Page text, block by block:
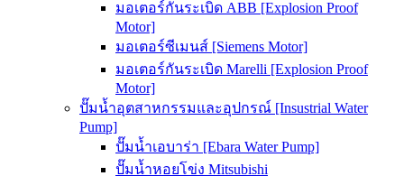
มอเตอร์กันระเบิด ABB [Explosion Proof
Motor]
มอเตอร์ซีเมนส์ [Siemens Motor]
มอเตอร์กันระเบิด Marelli [Explosion Proof
Motor]
ปั๊มน้ำอุตสาหกรรมและอุปกรณ์ [Insustrial Water
Pump]
ปั๊มน้ำเอบาร่า [Ebara Water Pump]
ปั๊มน้ำหอยโข่ง Mitsubishi